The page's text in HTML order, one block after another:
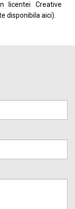
licentei Creative
disponibila aici).